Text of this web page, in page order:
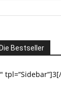
Bestseller